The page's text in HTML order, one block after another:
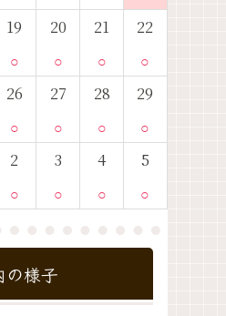
19
○
20
○
21
○
22
○
26
○
27
○
28
○
29
○
2
○
3
○
4
○
5
○
の様子